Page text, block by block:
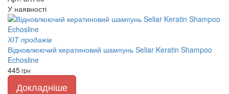
У наявності
ХІТ продажів
Відновлюючий кератиновий шампунь Seliar Keratin Shampoo
Echosline
445грн
Докладніше